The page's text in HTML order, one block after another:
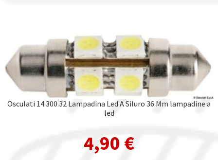
Osculati 14.300.32 Lampadina Led A Siluro 36 Mm lampadine a
led
4,90 €